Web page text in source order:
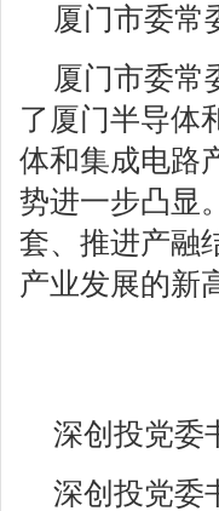
厦门市委常
厦门市委常
了厦门半导体
体和集成电路
势进一步凸显
套、推进产融
产业发展的新
深创投党委
深创投党委